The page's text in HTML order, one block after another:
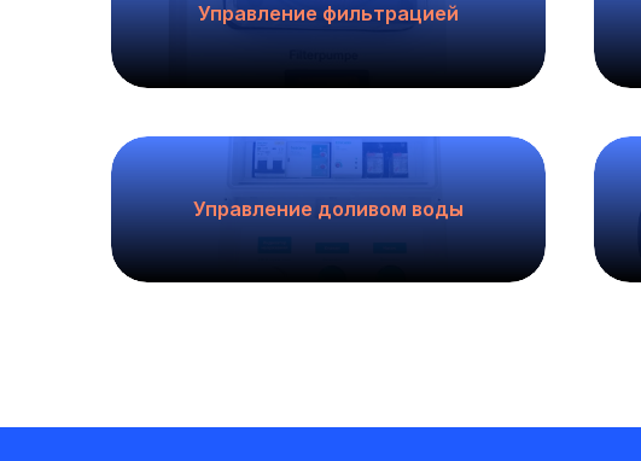
Управление фильтрацией
Управление доливом воды